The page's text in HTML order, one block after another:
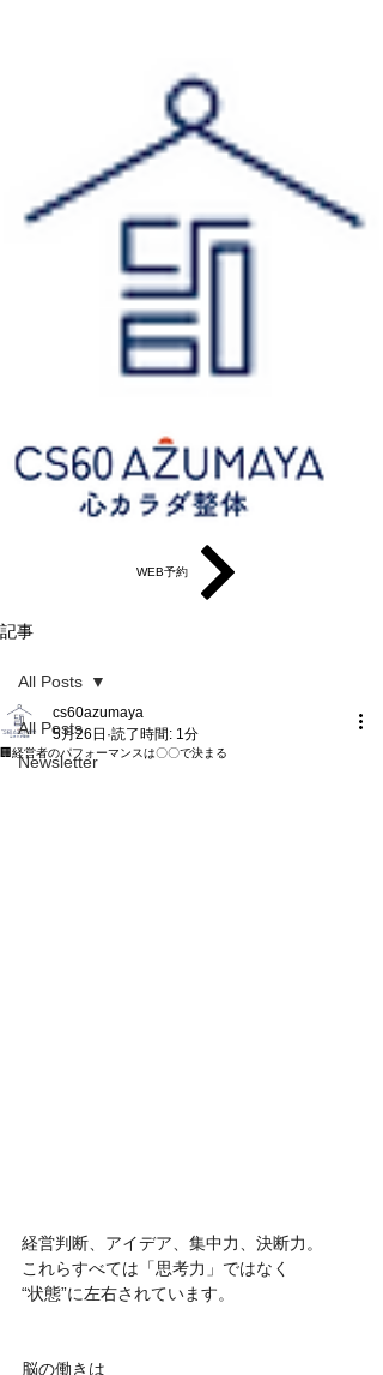
WEB予約
記事
All Posts
Newsletter
All Posts
🏢経営者のパフォーマンスは〇〇で決まる
cs60azumaya
5月26日 読了時間: 1分
経営判断、アイデア、集中力、決断力。
これらすべては「思考力」ではなく
“状態”に左右されています。
脳の働きは